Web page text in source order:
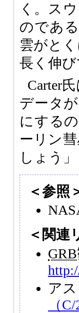
く。ス
のであ
雲がと
長く伸び
Carter
データ
にする
ーリン
しょう
＜参照
＜関連
GRB
ア
（